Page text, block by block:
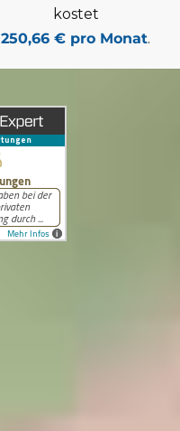
kostet
250,66 € pro Monat.